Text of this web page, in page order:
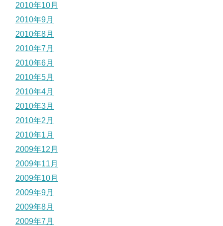
2010年10月
2010年9月
2010年8月
2010年7月
2010年6月
2010年5月
2010年4月
2010年3月
2010年2月
2010年1月
2009年12月
2009年11月
2009年10月
2009年9月
2009年8月
2009年7月